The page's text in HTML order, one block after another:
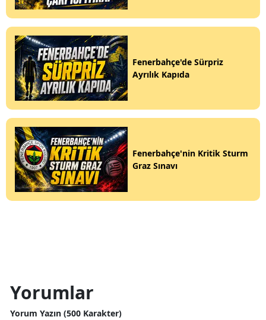
Fenerbahçe'de Sürpriz
Ayrılık Kapıda
Fenerbahçe'nin Kritik Sturm
Graz Sınavı
Yorumlar
Yorum Yazın (500 Karakter)